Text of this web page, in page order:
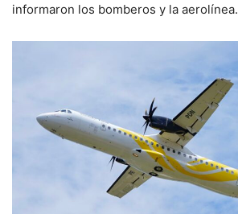
informaron los bomberos y la aerolínea.